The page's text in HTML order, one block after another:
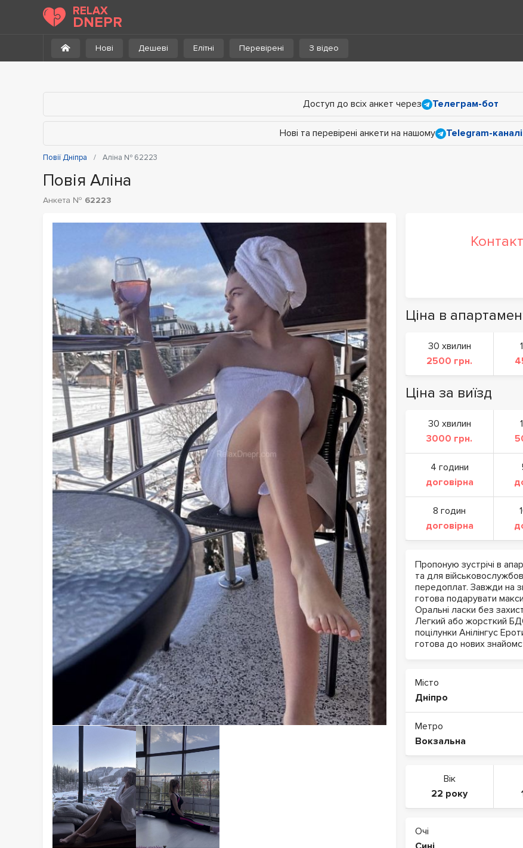
RELAX
DNEPR
Нові Дешеві Елітні Перевірені З відео
Доступ до всіх анкет через Телеграм-бот
Нові та перевірені анкети на нашому Telegram-каналі
Повії Дніпра Аліна № 62223
Повія Аліна
Анкета № 62223
Ціна в
30 хвилин
2500 грн.
Ціна за виїзд
30 хвилин
3000 грн.
4 години
договірна
8 годин
договірна
Пропоную зустрічі в
та для
передоплат. Завжди на
готова подарувати
Оральні ласки без
Легкий або жорсткий
поцілунки Анілінгус
готова до нових
Місто
Дніпро
Метро
Вокзальна
Вік
22 року
Очі